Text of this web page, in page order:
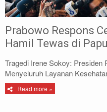
Prabowo Respons
Hamil Tewas di
Tragedi Irene Sokoy: Presiden
Menyeluruh Layanan
Read more »